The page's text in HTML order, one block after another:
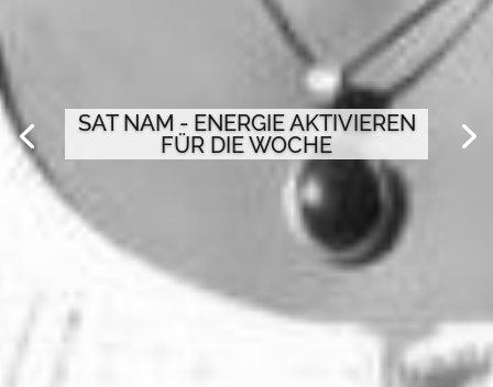
SAT NAM - ENERGIE AKTIVIEREN
FÜR DIE WOCHE